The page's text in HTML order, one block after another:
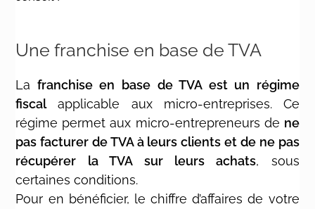
Une franchise en base de TVA
La franchise en base de TVAest un régime
fiscalapplicable auxmicro-entreprises. Ce
régime permet aux micro-entrepreneurs de ne
pas facturer de TVA à leurs clients et de ne pas
récupérer la TVA sur leurs achats, sous
certaines conditions.
Pour en bénéficier, le chiffre d’affaires de votre